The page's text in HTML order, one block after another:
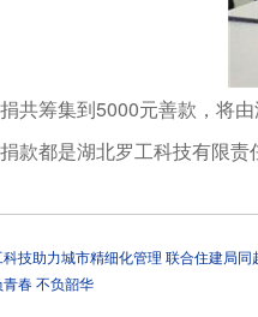
共筹集到5000元善款，将
款都是湖北罗工科技有限
科技助力城市精细化管理 联合住建局同
春 不负韶华